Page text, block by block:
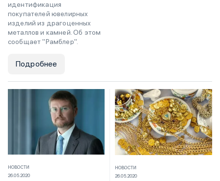
идентификация
покупателей ювелирных
изделий из драгоценных
металлов и камней. Об этом
сообщает "Рамблер".
Подробнее
НОВОСТИ
26.05.2020
НОВОСТИ
26.05.2020